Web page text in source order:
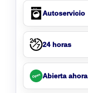
Autoservicio
24 horas
Abierta ahora